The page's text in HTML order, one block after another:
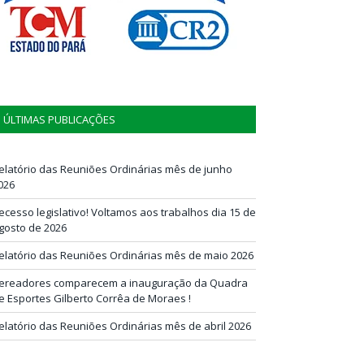
ÚLTIMAS PUBLICAÇÕES
das Reuniões Ordinárias mês de junho
legislativo! Voltamos aos trabalhos dia 15 de
de 2026
das Reuniões Ordinárias mês de maio 2026
comparecem a inauguração da Quadra
Esportes Gilberto Corrêa de Moraes !
das Reuniões Ordinárias mês de abril 2026